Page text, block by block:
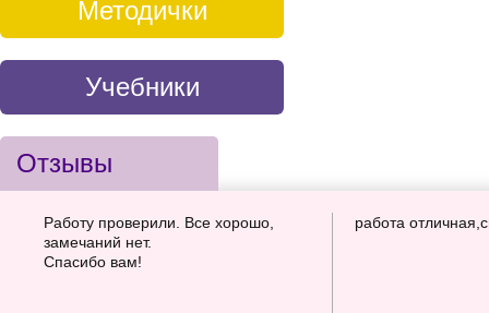
Методички
Учебники
Отзывы
Работу проверили. Все хорошо,
замечаний нет.
Спасибо вам!
работа